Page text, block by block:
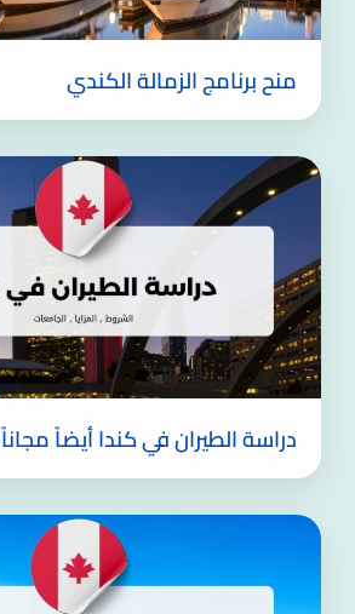
منح برنامج الزمالة الكندي
دراسة الطيران في كندا أيضاً مجاناً